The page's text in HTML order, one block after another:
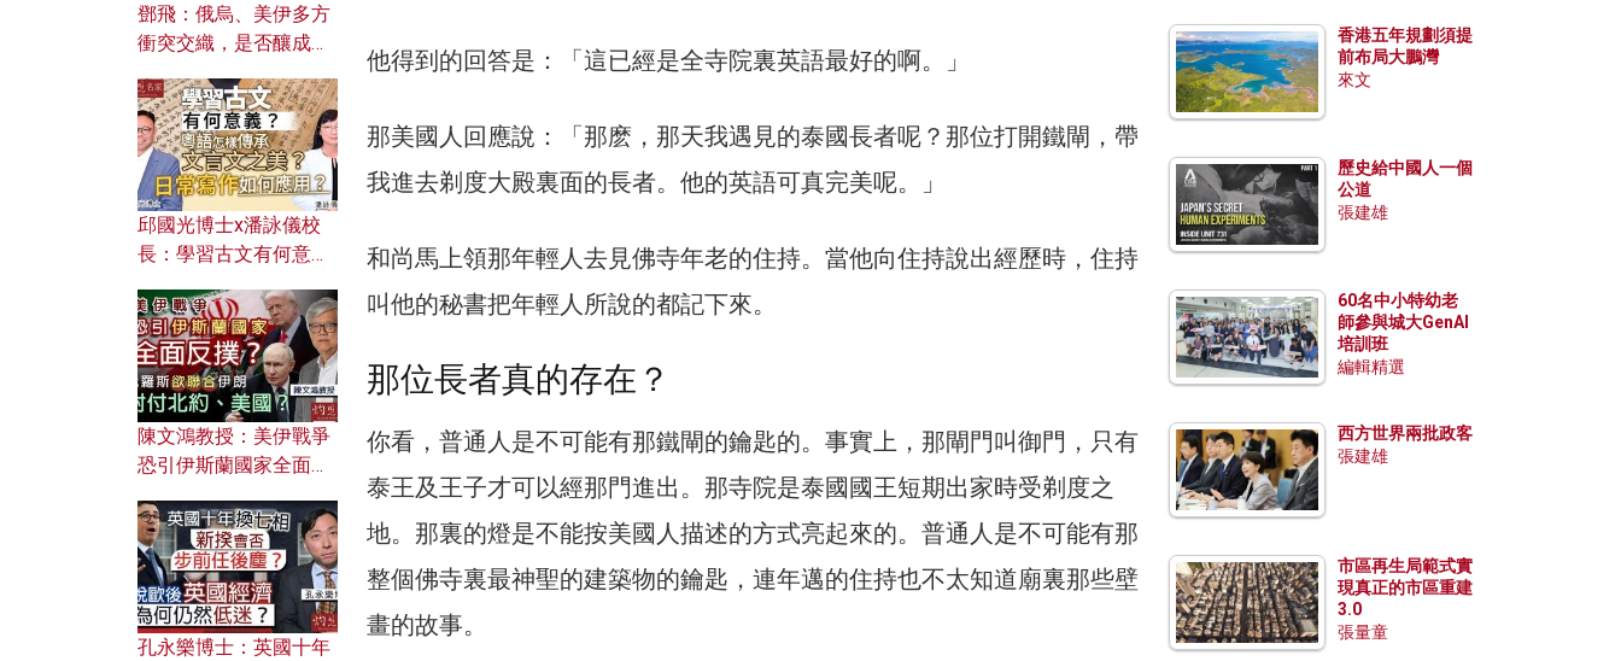
他得到的回答是：「這已經是全寺院裏英語最好的啊。」
那美國人回應說：「那麽，那天我遇見的泰國長者呢？那位打開鐵閘，帶
我進去剃度大殿裏面的長者。他的英語可真完美呢。」
和尚馬上領那年輕人去見佛寺年老的住持。當他向住持說出經歷時，住持
叫他的秘書把年輕人所說的都記下來。
那位長者真的存在？
你看，普通人是不可能有那鐵閘的鑰匙的。事實上，那閘門叫御門，只有
泰王及王子才可以經那門進出。那寺院是泰國國王短期出家時受剃度之
地。那裏的燈是不能按美國人描述的方式亮起來的。普通人是不可能有那
整個佛寺裏最神聖的建築物的鑰匙，連年邁的住持也不太知道廟裏那些壁
畫的故事。
鄧飛：俄烏、美伊多方
衝突交織，是否釀成世
風險攻擊美軍，背後有
何盤算？
邱國光博士x潘詠儀校
長：學習古文有何意
文之美？ 日常寫作如何
應用？
陳文鴻教授：美伊戰爭
恐引伊斯蘭國家全面反
對付北約美國？
孔永樂博士：英國十年
香港五年規劃須提
前布局大鵬灣
來文
歷史給中國人一個
公道
張建雄
60名中小特幼老
師參與城大GenAI
培訓班
編輯精選
西方世界兩批政客
張建雄
市區再生局範式實
現真正的市區重建
3.0
張量童